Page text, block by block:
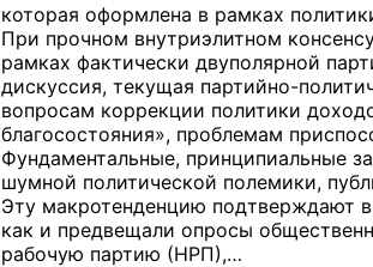
которая оформлена в рамках
При прочном внутриэлитном
рамках фактически двуполярной
дискуссия, текущая партийно-
вопросам коррекции политики
благосостояния», проблемам
Фундаментальные, принципиальные
шумной политической полемики,
Эту макротенденцию подтверждают
как и предвещали опросы
рабочую партию (НРП),…